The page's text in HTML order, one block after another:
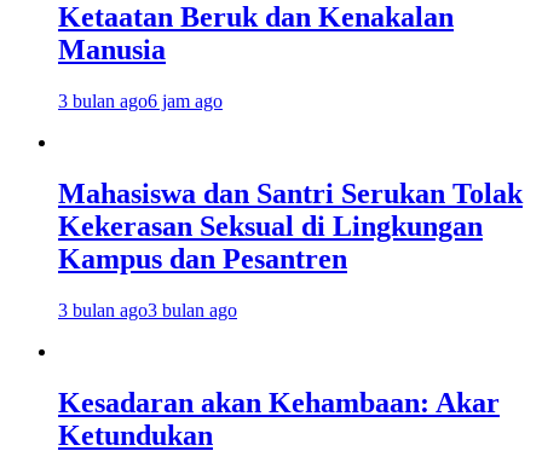
Ketaatan Beruk dan Kenakalan
Manusia
3 bulan ago6 jam ago
Mahasiswa dan Santri Serukan Tolak
Kekerasan Seksual di Lingkungan
Kampus dan Pesantren
3 bulan ago3 bulan ago
Kesadaran akan Kehambaan: Akar
Ketundukan